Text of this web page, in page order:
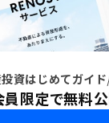
資はじめてガイド
限定で無料公